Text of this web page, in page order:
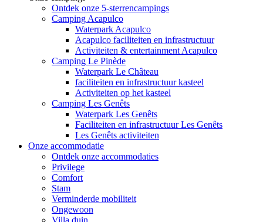
Ontdek onze 5-sterrencampings
Camping Acapulco
Waterpark Acapulco
Acapulco faciliteiten en infrastructuur
Activiteiten & entertainment Acapulco
Camping Le Pinède
Waterpark Le Château
faciliteiten en infrastructuur kasteel
Activiteiten op het kasteel
Camping Les Genêts
Waterpark Les Genêts
Faciliteiten en infrastructuur Les Genêts
Les Genêts activiteiten
Onze accommodatie
Ontdek onze accommodaties
Privilege
Comfort
Stam
Verminderde mobiliteit
Ongewoon
Villa duin